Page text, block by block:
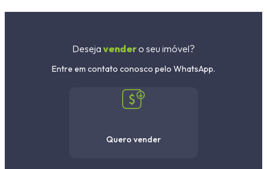
Deseja vendero seu imóvel?
Entre em contato conosco pelo WhatsApp.
Quero vender